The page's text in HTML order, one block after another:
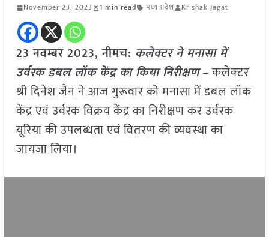
November 23, 2023 1 min read मध्य प्रदेश Krishak Jagat
23 नवम्बर 2023, नीमच: कलेक्‍टर ने मनासा में
उर्वरक डबल लॉक केंद्र का किया निरीक्षण– कलेक्‍टर
श्री दिनेश जैन ने आज गुरूवार को मनासा में डबल लॉक
केंद्र एवं उर्वरक विक्रय केंद्र का निरीक्षण कर उर्वरक
यूरिया की उपलब्धता एवं वितरण की व्यवस्था का
जायजा लिया।